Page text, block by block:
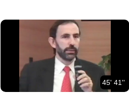
45' 41''